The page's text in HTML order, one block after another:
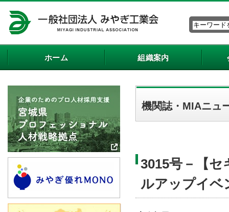
ホーム 組織案内
機関誌・MIAニュ
3015号－【
ルアップイベ